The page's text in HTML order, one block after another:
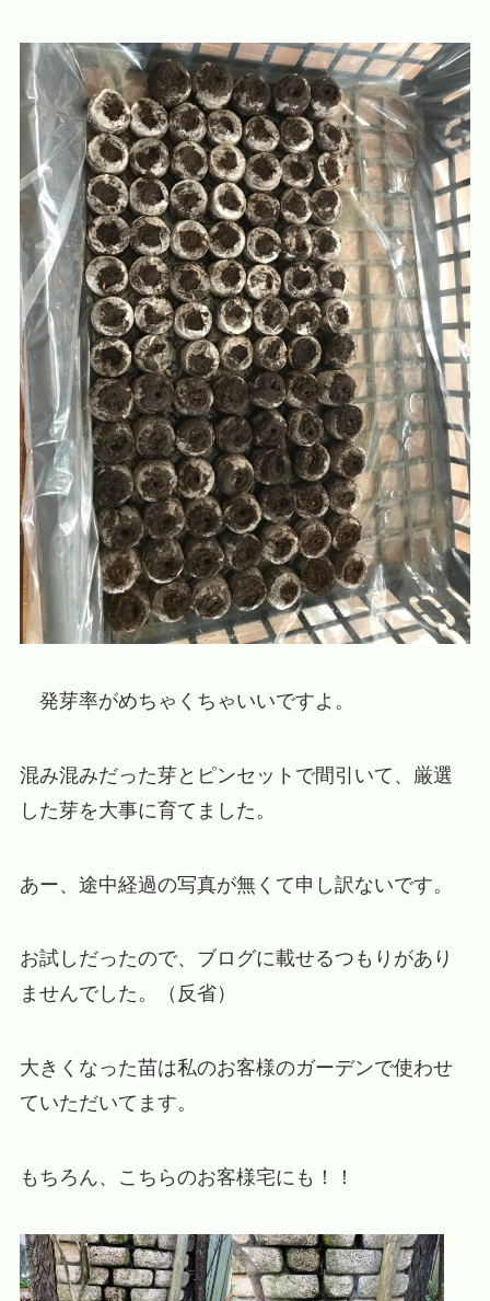
発芽率がめちゃくちゃいいですよ。
混み混みだった芽とピンセットで間引いて、厳選
した芽を大事に育てました。
あー、途中経過の写真が無くて申し訳ないです。
お試しだったので、ブログに載せるつもりがあり
ませんでした。（反省）
大きくなった苗は私のお客様のガーデンで使わせ
ていただいてます。
もちろん、こちらのお客様宅にも！！